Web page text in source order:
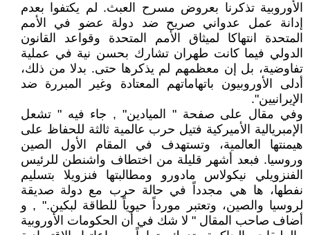
الأوروبية تذكرنا بعروض مسرح العبث. لم يكتفوا بعدم
إدانة عمل عدواني صريح ضد دولة عضو في الأمم
المتحدة انتهاكا لميثاق الأمم المتحدة وقواعد القانون
الدولي فيما كانت طهران تشارك بحسن نية في عملية
تفاوضية، بل إن معظمهم لم يذكرها حتى. بدلا من ذلك،
أدلى الأوروبيون باتهاماتهم المعتادة وغير المبررة ضد
الإيرانيين".
وفي مقال على صفحة " الميادين" , جاء فيه " تشعل
الإمبريالية الأميركية فتيل حرب عالمية ثالثة للحفاظ على
هيمنتها العالمية، وتستهدف في المقام الأول الصين
وروسيا. فبعد أشهر قليلة من اختطاف واشنطن للرئيس
الفنزويلي نيكولاس مادورو ومطالبتها فنزويلا بتسليم
نفطها، ها هي مجدداً في حالة حرب مع دولة صديقة
لروسيا والصين، وتعتبر مورداً حيوياً للطاقة لبكين." , و
أضاف صاحب المقال " لا شك في أن الحكومات الأوروبية